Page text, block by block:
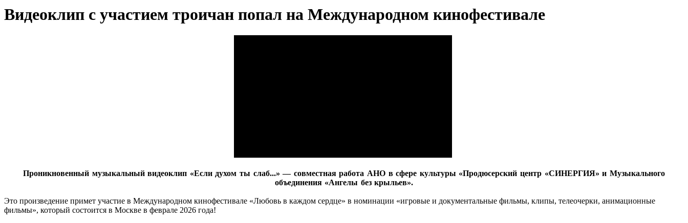
Видеоклип с участием троичан попал на Международном кинофестивале
Проникновенный музыкальный видеоклип «Если духом ты слаб...» — совместная работа АНО в сфере культуры «Продюсерский центр «CИНЕРГИЯ» и Музыкального
объединения «Ангелы без крыльев».
Это произведение примет участие в Международном кинофестивале «Любовь в каждом сердце» в номинации «игровые и документальные фильмы, клипы, телеочерки, анимационные
фильмы», который состоится в Москве в феврале 2026 года!